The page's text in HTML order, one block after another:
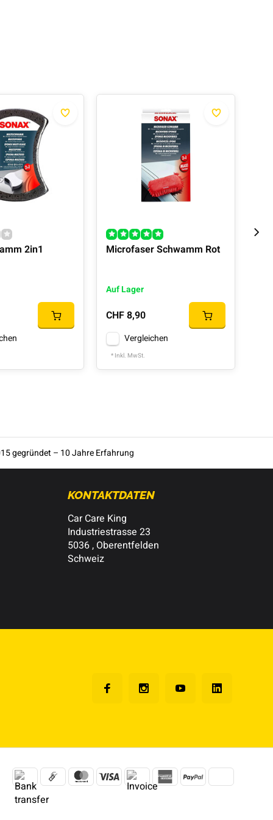
2in1 Microfaser Schwamm Rot
Auf Lager
CHF 8,90
Vergleichen
* Inkl. MwSt.
gegründet – 10 Jahre Erfahrung
KONTAKTDATEN
Car Care King
Industriestrasse 23
5036 , Oberentfelden
Schweiz